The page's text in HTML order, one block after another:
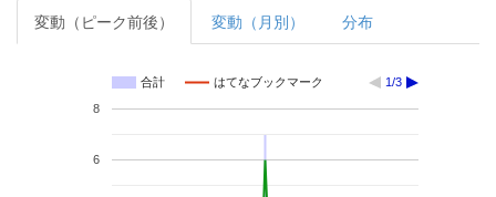
変動（ピーク前後） 変動（月別） 分布
合計 はてなブックマーク 1/3
6
8